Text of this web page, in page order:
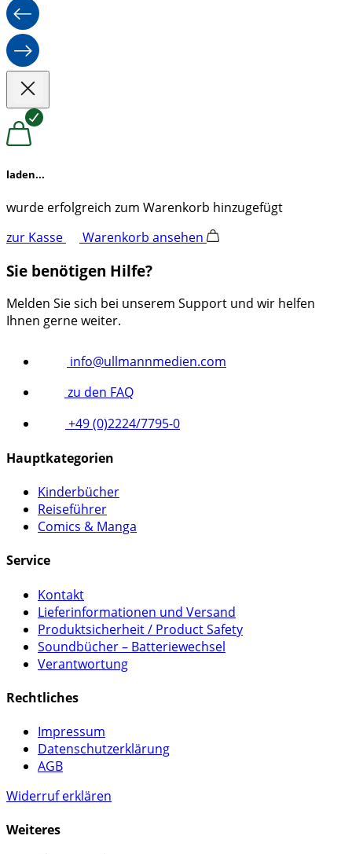
laden...
wurde erfolgreich zum Warenkorb hinzugefügt
zur Kasse
Warenkorb ansehen
Sie benötigen Hilfe?
Melden Sie sich bei unserem Support und wir helfen
Ihnen gerne weiter.
info@ullmannmedien.com
zu den FAQ
+49 (0)2224/7795-0
Hauptkategorien
Kinderbücher
Reiseführer
Comics & Manga
Service
Kontakt
Lieferinformationen und Versand
Produktsicherheit / Product Safety
Soundbücher – Batteriewechsel
Verantwortung
Rechtliches
Impressum
Datenschutzerklärung
AGB
Widerruf erklären
Weiteres